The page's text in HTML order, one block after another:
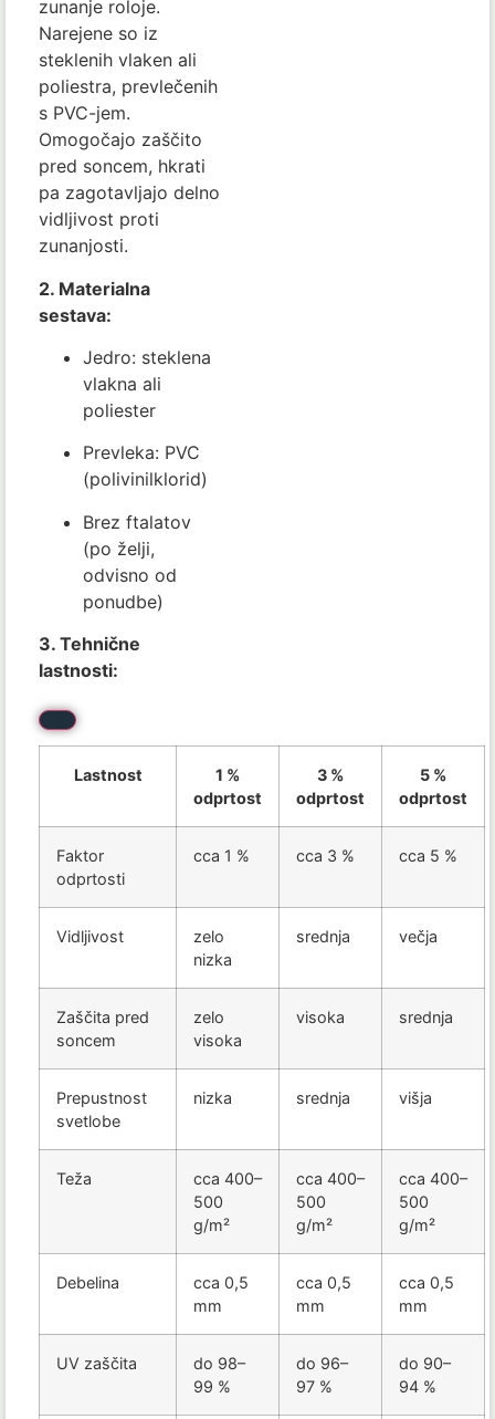
zunanje roloje.
Narejene so iz
steklenih vlaken ali
poliestra, prevlečenih
s PVC-jem.
Omogočajo zaščito
pred soncem, hkrati
pa zagotavljajo delno
vidljivost proti
zunanjosti.
2. Materialna
sestava:
Jedro: steklena
vlakna ali
poliester
Prevleka: PVC
(polivinilklorid)
Brez ftalatov
(po želji,
odvisno od
ponudbe)
3. Tehnične
lastnosti:
Lastnost
1 %
odprtost
3 %
odprtost
5 %
odprtost
Faktor
odprtosti
cca 1 % cca 3 % cca 5 %
Vidljivost
zelo
nizka
srednja večja
Zaščita pred
soncem
zelo
visoka
visoka srednja
Prepustnost
svetlobe
nizka srednja višja
Teža
cca 400–
500
g/m²
cca 400–
500
g/m²
cca 400–
500
g/m²
Debelina
cca 0,5
mm
cca 0,5
mm
cca 0,5
mm
UV zaščita
do 98–
99 %
do 96–
97 %
do 90–
94 %